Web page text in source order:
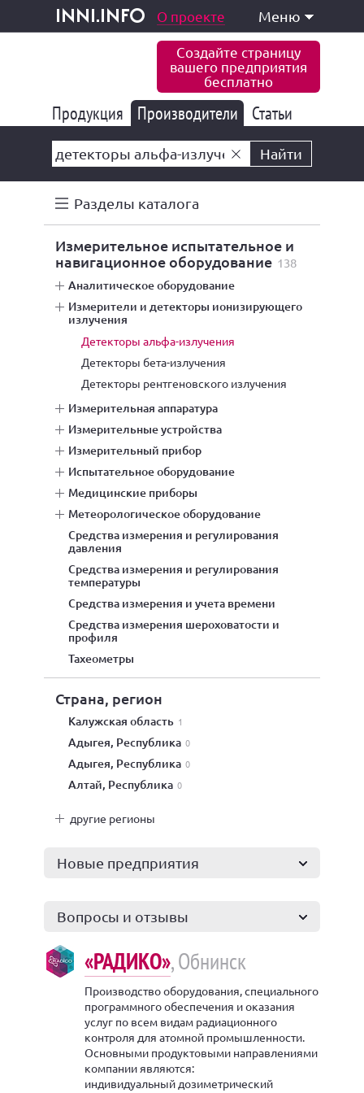
inni.info
и услуги О проекте Меню
Создайте страницу
вашего предприятия
бесплатно
Продукция 177 849
Производители 6 778
Статьи
Найти
Разделы каталога
измерительное испытательное и
навигационное оборудование 138
аналитическое оборудование
измерители и детекторы ионизирующего
излучения
детекторы альфа-излучения
детекторы бета-излучения
детекторы рентгеновского излучения
измерительная аппаратура
измерительные устройства
измерительный прибор
испытательное оборудование
медицинские приборы
метеорологическое оборудование
средства измерения и регулирования
давления
средства измерения и регулирования
температуры
средства измерения и учета времени
средства измерения шероховатости и
профиля
тахеометры
Страна, регион
Калужская область 1
Адыгея, Республика 0
Адыгея, Республика 0
Алтай, Республика 0
другие регионы
Новые предприятия
Вопросы и отзывы
«РАДИКО», Обнинск
Производство оборудования, специального
программного обеспечения и оказания
услуг по всем видам радиационного
контроля для атомной промышленности.
Основными продуктовыми направлениями
компании являются:
индивидуальный дозиметрический